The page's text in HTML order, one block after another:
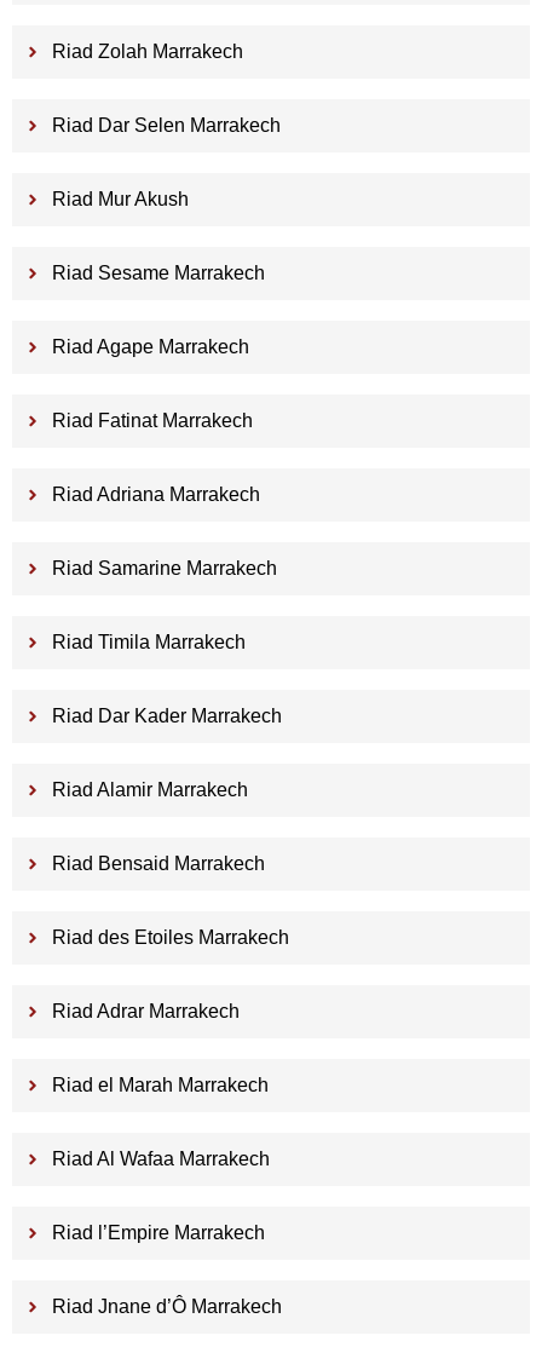
Riad Zolah Marrakech
Riad Dar Selen Marrakech
Riad Mur Akush
Riad Sesame Marrakech
Riad Agape Marrakech
Riad Fatinat Marrakech
Riad Adriana Marrakech
Riad Samarine Marrakech
Riad Timila Marrakech
Riad Dar Kader Marrakech
Riad Alamir Marrakech
Riad Bensaid Marrakech
Riad des Etoiles Marrakech
Riad Adrar Marrakech
Riad el Marah Marrakech
Riad Al Wafaa Marrakech
Riad l’Empire Marrakech
Riad Jnane d’Ô Marrakech